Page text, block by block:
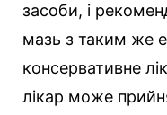
засоби, і
мазь з таким же
консервативне
лікар може